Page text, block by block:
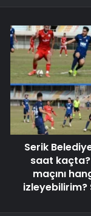
Serik
saat
maçını
izleyebilirim?